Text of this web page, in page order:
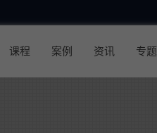
课程 案例 资讯 专题